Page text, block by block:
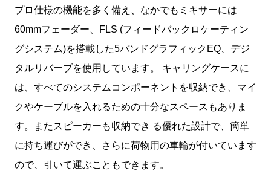
プロ仕様の機能を多く備え、なかでもミキサーには
60mmフェーダー、FLS (フィードバックロケーティン
グシステム)を搭載した5バンドグラフィックEQ、デジ
タルリバーブを使用しています。 キャリングケースに
は、すべてのシステムコンポーネントを収納でき、マイ
クやケーブルを入れるための十分なスペースもありま
す。またスピーカーも収納でき る優れた設計で、簡単
に持ち運びができ、さらに荷物用の車輪が付いています
ので、引いて運ぶこともできます。